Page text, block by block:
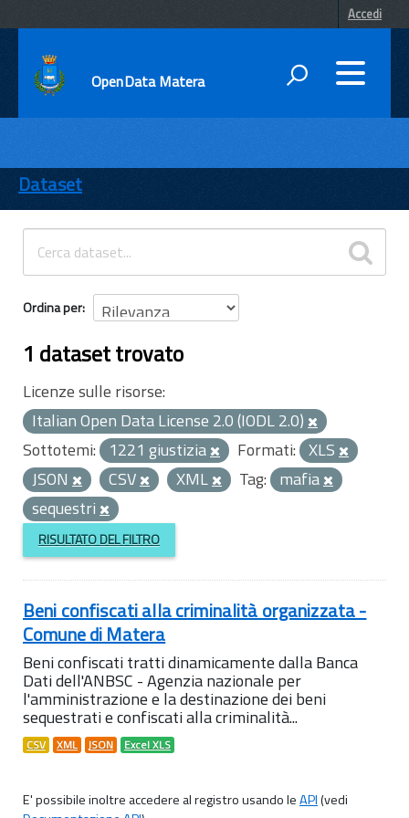
Accedi
OpenData Matera
ENTI
TEMI
INFORMAZIONI
Dataset
Ordina per
1 dataset trovato
Licenze sulle risorse:
Italian Open Data License 2.0 (IODL 2.0)
Sottotemi:
1221 giustizia Formati: XLS
JSON
CSV XML Tag: mafia
sequestri
RISULTATO DEL FILTRO
Beni confiscati alla criminalità organizzata -
Comune di Matera
Beni confiscati tratti dinamicamente dalla Banca
Dati dell'ANBSC - Agenzia nazionale per
l'amministrazione e la destinazione dei beni
sequestrati e confiscati alla criminalità...
CSV XML JSON Excel XLS
E' possibile inoltre accedere al registro usando leAPI(vedi